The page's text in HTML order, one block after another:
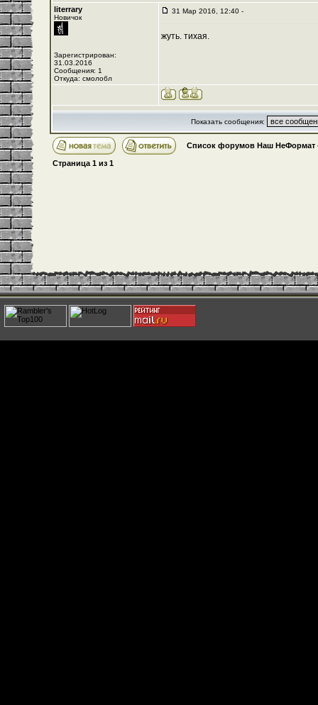
literrary
Новичок
Зарегистрирован:
31.03.2016
Сообщения: 1
Откуда: смолобл
31 Мар 2016, 12:40 -
жуть. тихая.
Показать сообщения:
Список форумов Наш НеФормат
Страница 1 из 1